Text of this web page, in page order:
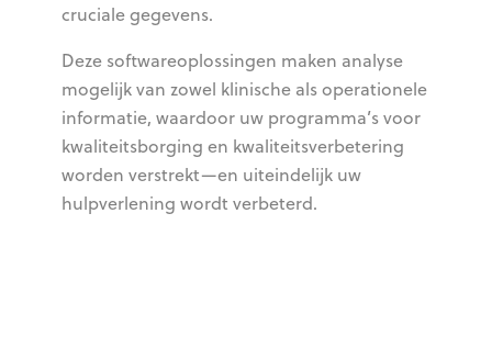
cruciale gegevens.
Deze softwareoplossingen maken analyse
mogelijk van zowel klinische als operationele
informatie, waardoor uw programma’s voor
kwaliteitsborging en kwaliteitsverbetering
worden verstrekt—en uiteindelijk uw
hulpverlening wordt verbeterd.